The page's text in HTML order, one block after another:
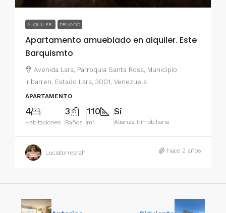
ALQUILER PRIVADO
Apartamento amueblado en alquiler. Este
Barquismto
Avenida Lara, Parroquia Santa Rosa, Municipio
Iribarren, Estado Lara, 3001, Venezuela
APARTAMENTO
4
Habitaciones
3
Baños
110
m²
Si
Alianza Inmobiliaria
Luciatorresrah hace 2 años